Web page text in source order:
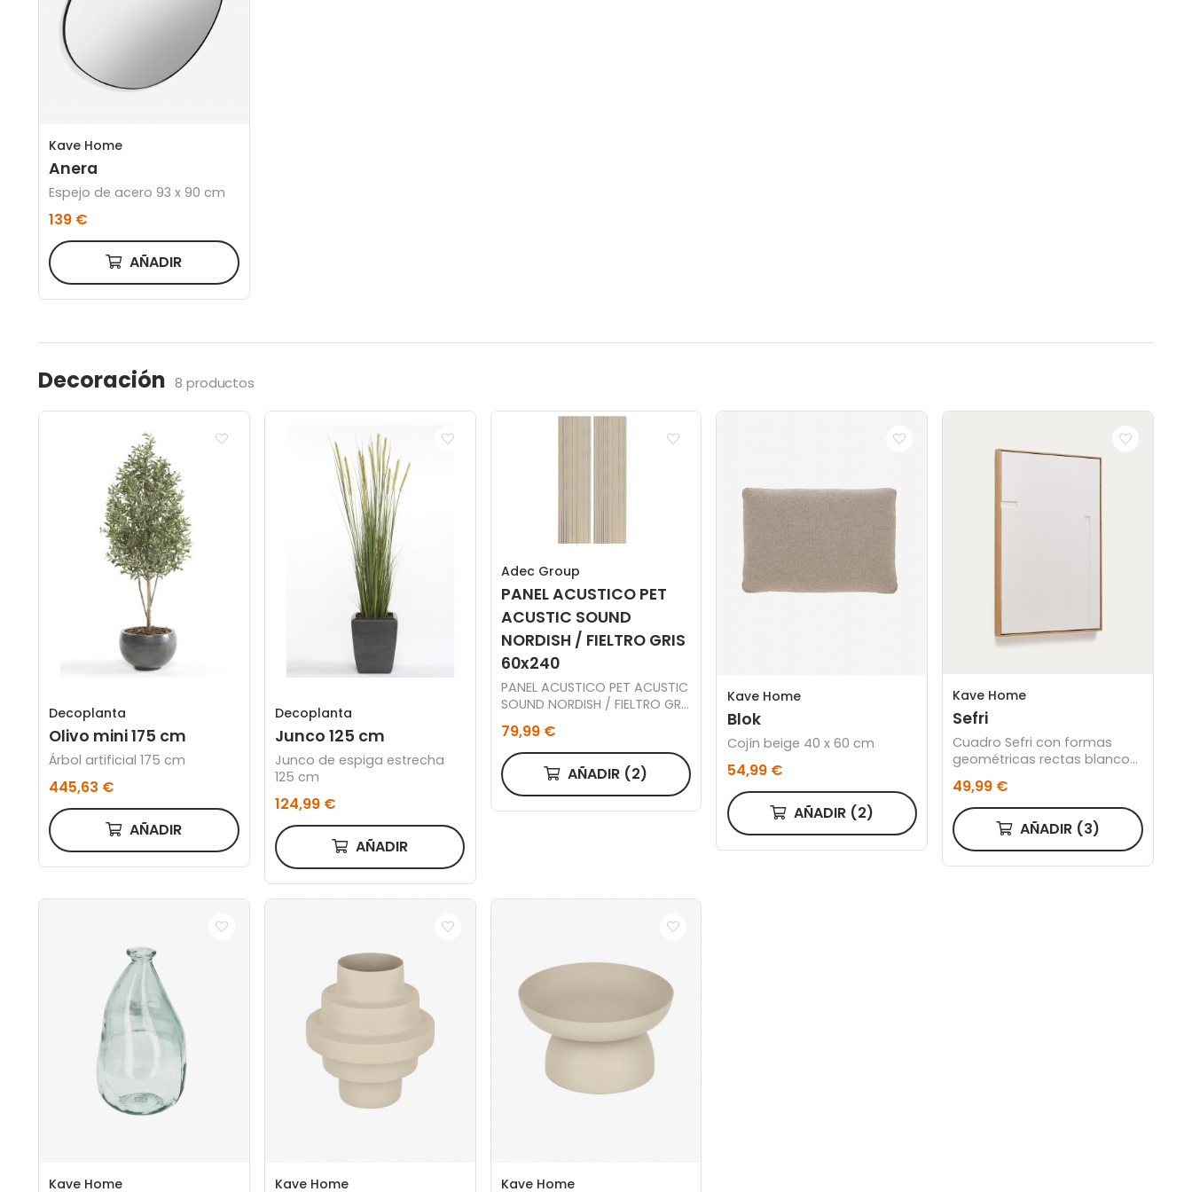
Kave Home
Anera
Espejo de acero 93 x 90 cm
139 €
AÑADIR
Decoración 8 productos
Decoplanta
Olivo mini 175 cm
Árbol artificial 175 cm
445,63 €
AÑADIR
Decoplanta
Junco 125 cm
Junco de espiga estrecha
125 cm
124,99 €
AÑADIR
Adec Group
PANEL ACUSTICO PET
ACUSTIC SOUND
NORDISH / FIELTRO GRIS
60x240
PANEL ACUSTICO PET ACUSTIC
SOUND NORDISH / FIELTRO GRIS
79,99 €
AÑADIR (2)
Kave Home
Blok
Cojín beige 40 x 60 cm
54,99 €
AÑADIR (2)
Kave Home
Sefri
Cuadro Sefri con formas
geométricas rectas blanco
60 x 90 cm
49,99 €
AÑADIR (3)
Kave Home Kave Home Kave Home